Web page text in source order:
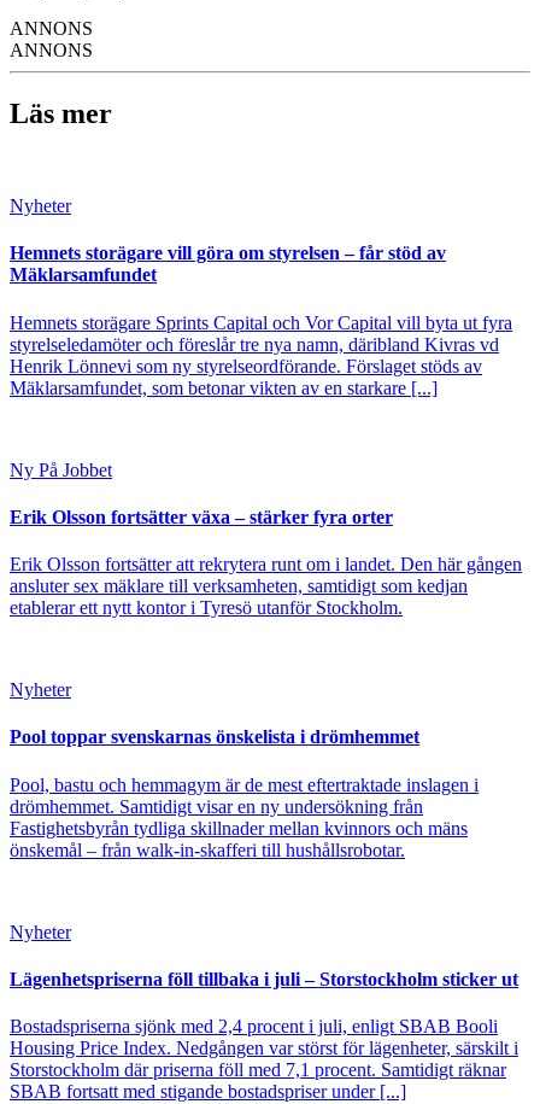
ANNONS
ANNONS
Läs mer
Nyheter
Hemnets storägare vill göra om styrelsen – får stöd av
Mäklarsamfundet
Hemnets storägare Sprints Capital och Vor Capital vill byta ut fyra
styrelseledamöter och föreslår tre nya namn, däribland Kivras vd
Henrik Lönnevi som ny styrelseordförande. Förslaget stöds av
Mäklarsamfundet, som betonar vikten av en starkare [...]
Ny På Jobbet
Erik Olsson fortsätter växa – stärker fyra orter
Erik Olsson fortsätter att rekrytera runt om i landet. Den här gången
ansluter sex mäklare till verksamheten, samtidigt som kedjan
etablerar ett nytt kontor i Tyresö utanför Stockholm.
Nyheter
Pool toppar svenskarnas önskelista i drömhemmet
Pool, bastu och hemmagym är de mest eftertraktade inslagen i
drömhemmet. Samtidigt visar en ny undersökning från
Fastighetsbyrån tydliga skillnader mellan kvinnors och mäns
önskemål – från walk-in-skafferi till hushållsrobotar.
Nyheter
Lägenhetspriserna föll tillbaka i juli – Storstockholm sticker ut
Bostadspriserna sjönk med 2,4 procent i juli, enligt SBAB Booli
Housing Price Index. Nedgången var störst för lägenheter, särskilt i
Storstockholm där priserna föll med 7,1 procent. Samtidigt räknar
SBAB fortsatt med stigande bostadspriser under [...]